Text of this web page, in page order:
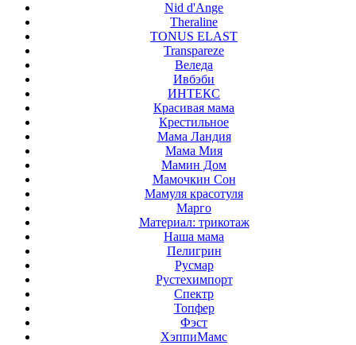
Nid d'Ange
Theraline
TONUS ELAST
Transpareze
Веледа
Ивбэби
ИНТЕКС
Красивая мама
Крестильное
Мама Ландия
Мама Мия
Мамин Дом
Мамочкин Сон
Мамуля красотуля
Марго
Материал: трикотаж
Наша мама
Пелигрин
Русмар
Рустехимпорт
Спектр
Топфер
Фэст
ХэппиМамс